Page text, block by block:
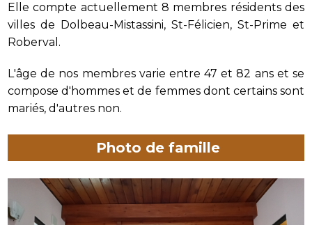
Elle compte actuellement 8 membres résidents des
villes de Dolbeau-Mistassini, St-Félicien, St-Prime et
Roberval.
L'âge de nos membres varie entre 47 et 82 ans et se
compose d'hommes et de femmes dont certains sont
mariés, d'autres non.
Photo de famille